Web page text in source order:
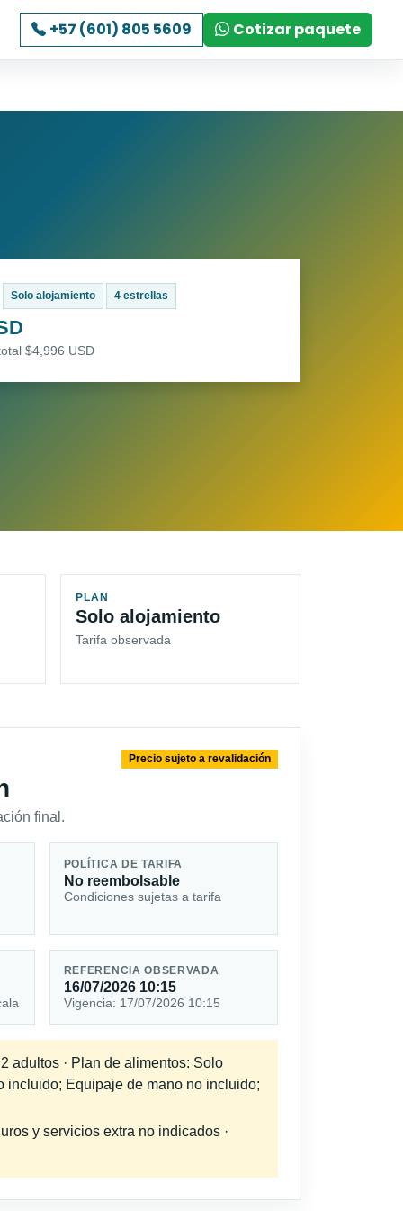
+57 (601) 805 5609 Cotizar paquete
Solo alojamiento 4 estrellas
$4,996 USD
PLAN
Solo alojamiento
Tarifa observada
final.
Precio sujeto a revalidación
POLÍTICA DE TARIFA
No reembolsable
Condiciones sujetas a tarifa
REFERENCIA OBSERVADA
16/07/2026 10:15
Vigencia: 17/07/2026 10:15
adultos · Plan de alimentos: Solo
incluido; Equipaje de mano no incluido;
y servicios extra no indicados ·